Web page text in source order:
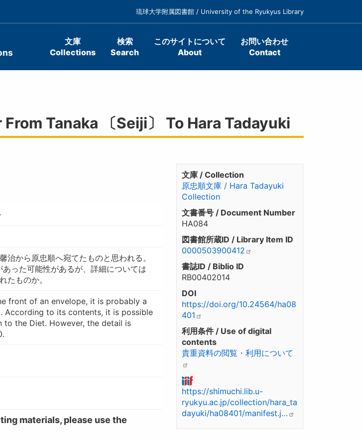
琉球大学附属図書館 / University of the Ryukyus Library
文庫
Collections
検索
Search
このサイトについて
About
お問い合わせ
Contact
Tanaka 〔Seiji〕 To Hara Tadayuki
から原忠順へ宛てたものと思われる。
った可能性があるが、詳細については
たものか。
front of an envelope, it is probably a
According to its contents, it is possible
the Diet. However, the detail is
materials, please use the
文庫 / Collection
原忠順文庫 / Hara Tadayuki
Collection
文書番号 / Document Number
HA084
図書館所蔵ID / Library Item ID
0000503900412
書誌ID / Biblio ID
RB00402014
DOI
https://doi.org/10.24564/ha08
401
利用条件 / Use of digital
contents
貴重資料の閲覧・利用について
https://shimuchi.lib.u-
ryukyu.ac.jp/collection/hara_ta
dayuki/ha08401/manifest.j…